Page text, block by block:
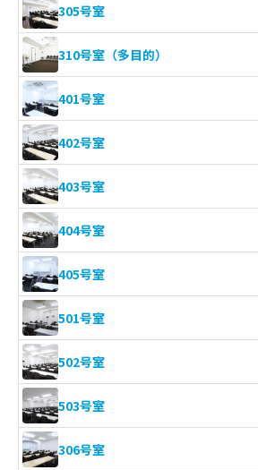
305号室
310号室（多目的）
401号室
402号室
403号室
404号室
405号室
501号室
502号室
503号室
306号室